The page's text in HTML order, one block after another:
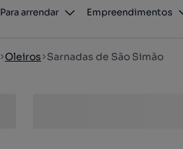
Para arrendar Empreendimentos
Oleiros Sarnadas de São Simão